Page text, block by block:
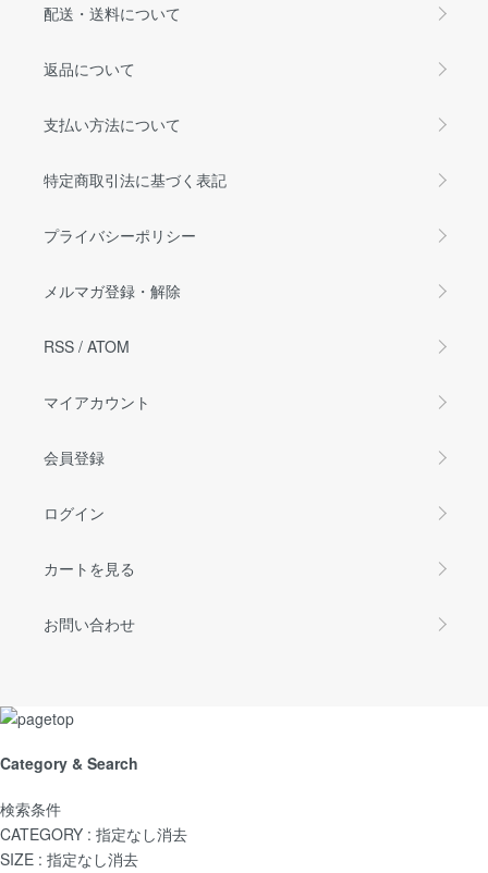
配送・送料について
返品について
支払い方法について
特定商取引法に基づく表記
プライバシーポリシー
メルマガ登録・解除
RSS / ATOM
マイアカウント
会員登録
ログイン
カートを見る
お問い合わせ
Category & Search
検索条件
CATEGORY : 指定なし消去
SIZE : 指定なし消去